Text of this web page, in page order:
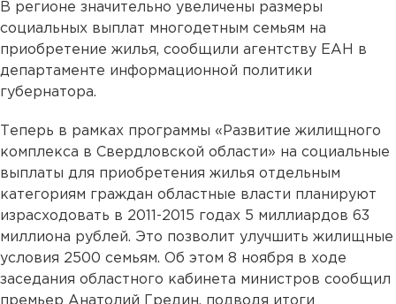
В регионе значительно увеличены размеры
социальных выплат многодетным семьям на
приобретение жилья, сообщили агентству ЕАН в
департаменте информационной политики
губернатора.
Теперь в рамках программы «Развитие жилищного
комплекса в Свердловской области» на социальные
выплаты для приобретения жилья отдельным
категориям граждан областные власти планируют
израсходовать в 2011-2015 годах 5 миллиардов 63
миллиона рублей. Это позволит улучшить жилищные
условия 2500 семьям. Об этом 8 ноября в ходе
заседания областного кабинета министров сообщил
премьер Анатолий Гредин, подводя итоги